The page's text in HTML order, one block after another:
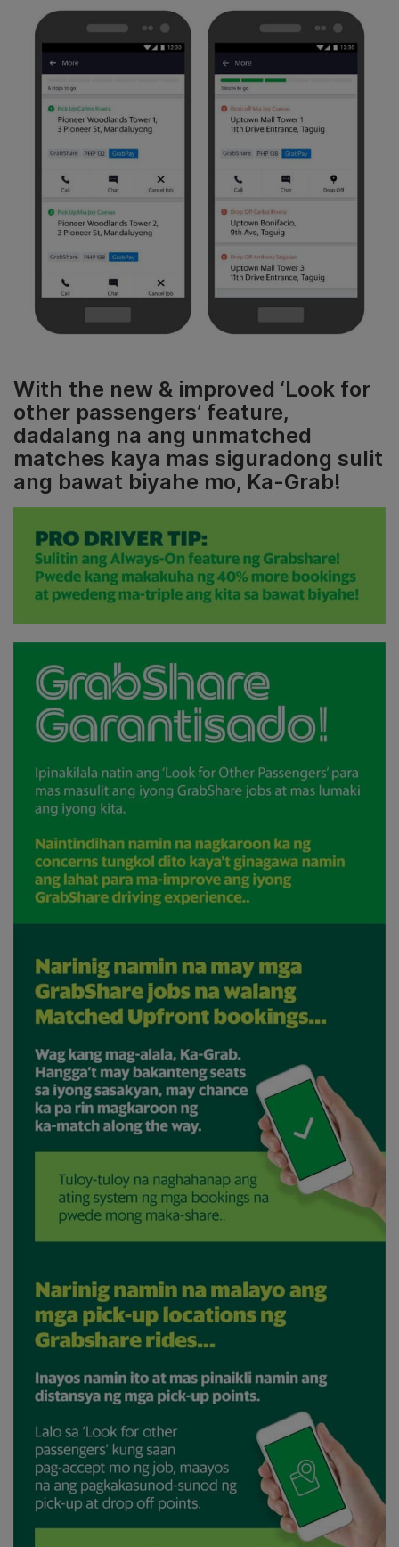
With the new & improved ‘Look for
other passengers’ feature,
dadalang na ang unmatched
matches kaya mas siguradong sulit
ang bawat biyahe mo, Ka-Grab!